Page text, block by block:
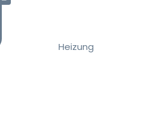
Heizung